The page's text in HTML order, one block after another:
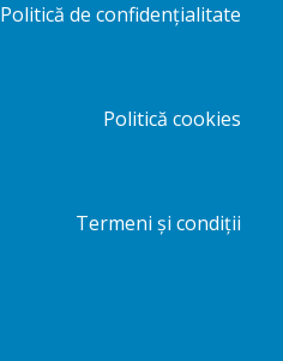
Politică de confidențialitate
Politică cookies
Termeni și condiții